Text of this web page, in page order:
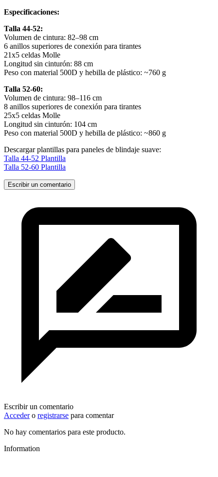
Especificaciones:
Talla 44-52:
Volumen de cintura: 82–98 cm
6 anillos superiores de conexión para tirantes
21x5 celdas Molle
Longitud sin cinturón: 88 cm
Peso con material 500D y hebilla de plástico: ~760 g
Talla 52-60:
Volumen de cintura: 98–116 cm
8 anillos superiores de conexión para tirantes
25x5 celdas Molle
Longitud sin cinturón: 104 cm
Peso con material 500D y hebilla de plástico: ~860 g
Descargar plantillas para paneles de blindaje suave:
Talla 44-52 Plantilla
Talla 52-60 Plantilla
Escribir un comentario
Escribir un comentario
Accedero registrarse para comentar
No hay comentarios para este producto.
Information